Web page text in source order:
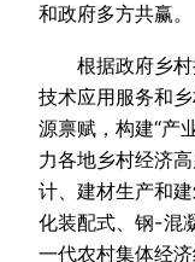
和政府多方共赢。
根据政府乡村
技术应用服务和
源禀赋，构建“
力各地乡村经济
计、建材生产和
化装配式、钢-混
一代农村集体经